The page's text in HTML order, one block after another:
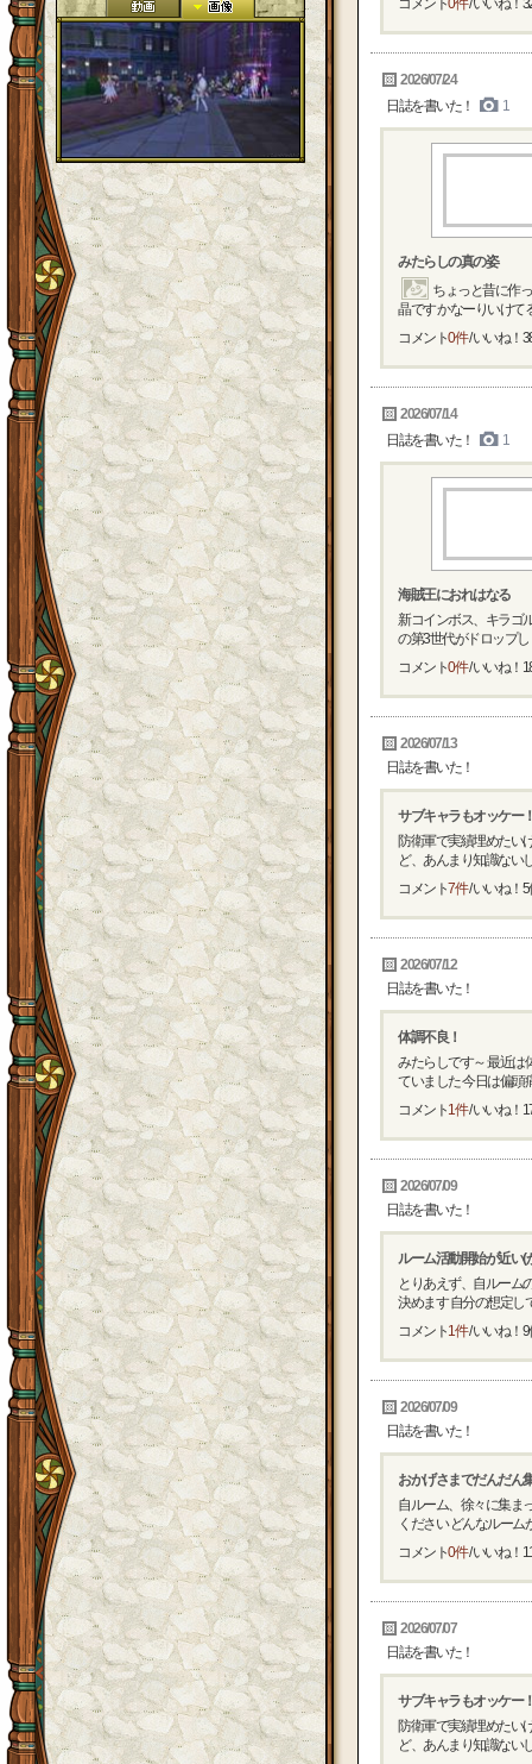
コメント0件/ いいね！
2026/07/24
日誌を書いた！
1
みたらしの真の姿
ちょっと昔に作
晶です かなーりいけて
コメント0件/ いいね！
2026/07/14
日誌を書いた！
1
海賊王におれはなる
新コインボス、キラゴ
の第3世代がドロップし
コメント0件/ いいね！
2026/07/13
日誌を書いた！
サブキャラもオッケー
防衛軍で実績埋めたい
ど、あんまり知識ない
コメント7件/ いいね！ 5
2026/07/12
日誌を書いた！
体調不良！
みたらしです～ 最近は
ていました 今日は偏頭
コメント1件/ いいね！
2026/07/09
日誌を書いた！
ルーム活動開始が近い(
とりあえず、自ルーム
決めます 自分の想定し
コメント1件/ いいね！ 9
2026/07/09
日誌を書いた！
おかげさまでだんだん
自ルーム、徐々に集ま
ください どんなルーム
コメント0件/ いいね！
2026/07/07
日誌を書いた！
サブキャラもオッケ
防衛軍で実績埋めたい
ど、あんまり知識ない